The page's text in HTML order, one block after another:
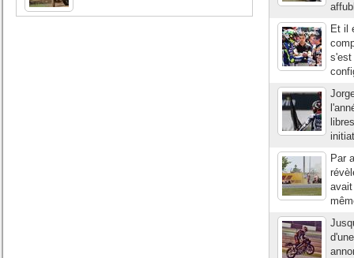
Et il
s'est
Par